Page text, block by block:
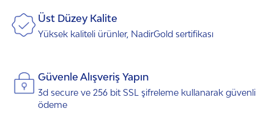
Üst Düzey Kalite
Yüksek kaliteli ürünler, NadirGold sertifikası
Güvenle Alışveriş Yapın
3d secure ve 256 bit SSL şifreleme kullanarak güvenli
ödeme